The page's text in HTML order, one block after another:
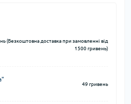
(Безкоштовна доставка при замовленні від
1500 гривень)
49 гривень